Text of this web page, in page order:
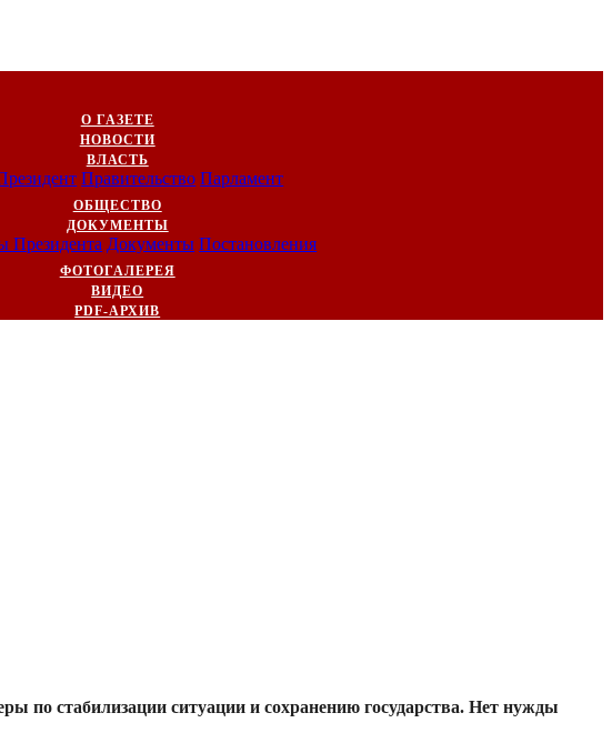
О ГАЗЕТЕ
НОВОСТИ
ВЛАСТЬ
Правительство Парламент
ОБЩЕСТВО
ДОКУМЕНТЫ
Президента Документы Постановления
ФОТОГАЛЕРЕЯ
ВИДЕО
PDF-АРХИВ
по стабилизации ситуации и сохранению государства. Нет нужды